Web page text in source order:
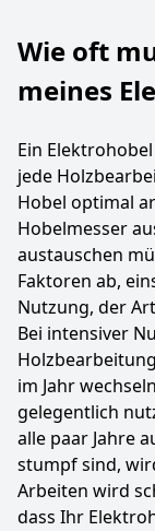
Wie oft
meines
Ein
jede
Hobel optimal
Hobelmesser
austauschen
Faktoren ab,
Nutzung, der
Bei intensiver
im Jahr
gelegentlich
alle paar Jahre
stumpf sind,
Arbeiten wird
dass Ihr